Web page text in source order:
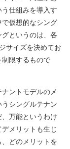
仕組みを導入す
仮想的なシング
というのは、各
サイズを決めてお
限するもので
ントモデルのメ
シングルテナン
万能というわけ
メリットも生じ
どのメリットを